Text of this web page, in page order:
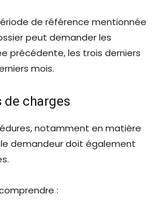
de référence mentionnée
peut demander les
précédente, les trois derniers
mois.
charges
notamment en matière
demandeur doit également
: